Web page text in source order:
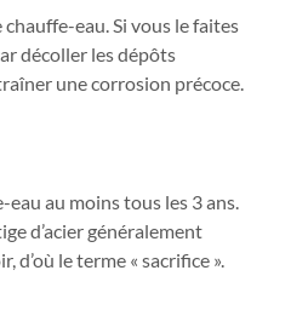
eau. Si vous le faites
décoller les dépôts
une corrosion précoce.
au moins tous les 3 ans.
d’acier généralement
le terme « sacrifice ».